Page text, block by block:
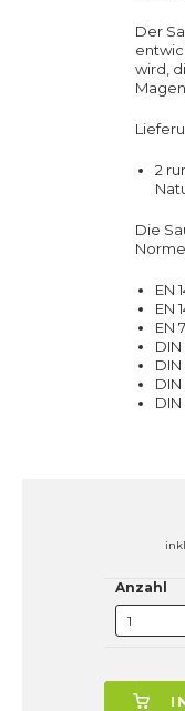
Der
wird,
2
Die
EN
EN
EN
DIN
DIN
DIN
DIN
Anzahl